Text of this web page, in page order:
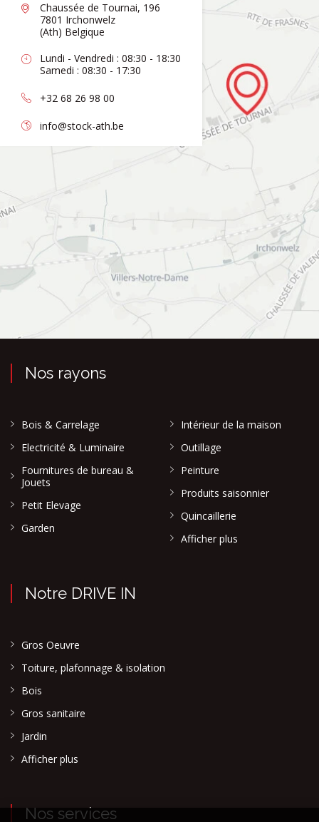
Chaussée de Tournai, 196
7801 Irchonwelz
(Ath) Belgique
Lundi - Vendredi : 08:30 - 18:30
Samedi : 08:30 - 17:30
+32 68 26 98 00
info@stock-ath.be
Nos rayons
Bois & Carrelage
Electricité & Luminaire
Fournitures de bureau &
Jouets
Petit Elevage
Garden
Intérieur de la maison
Outillage
Peinture
Produits saisonnier
Quincaillerie
Afficher plus
Notre DRIVE IN
Gros Oeuvre
Toiture, plafonnage & isolation
Bois
Gros sanitaire
Jardin
Afficher plus
Nos services